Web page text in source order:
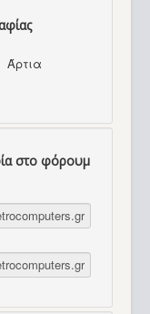
Άρτια
στο φόρουμ